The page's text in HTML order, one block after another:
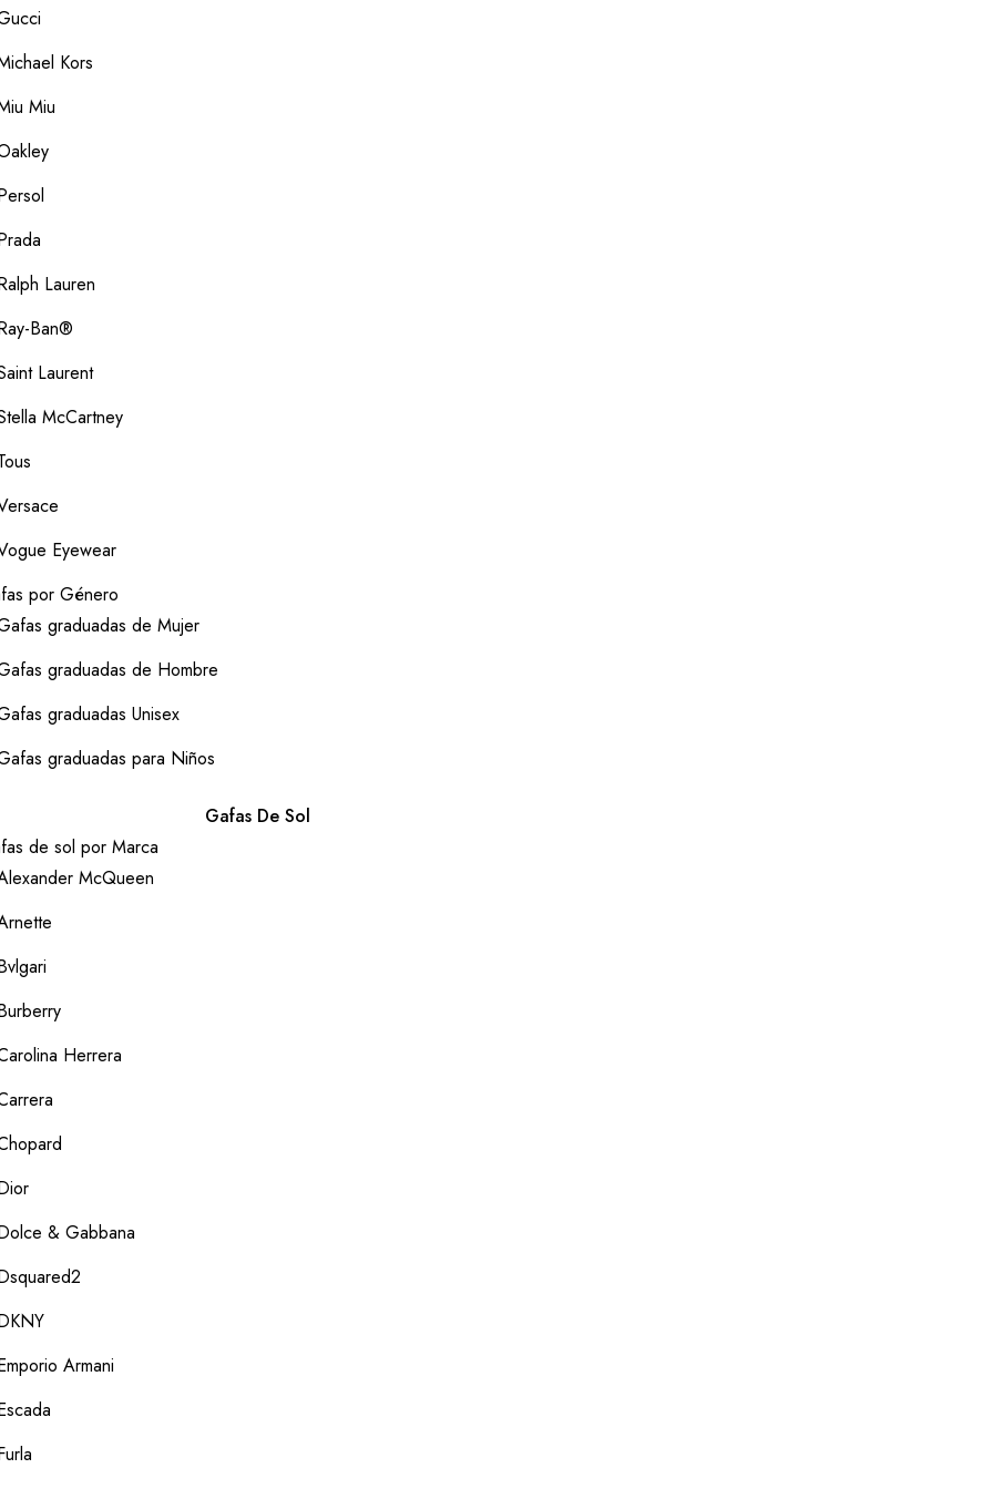
Kors
Miu
Lauren
Ban®
Laurent
McCartney
Eyewear
por Género
graduadas de Mujer
graduadas de Hombre
graduadas Unisex
graduadas para Niños
Gafas De Sol
de sol por Marca
McQueen
Herrera
& Gabbana
Armani